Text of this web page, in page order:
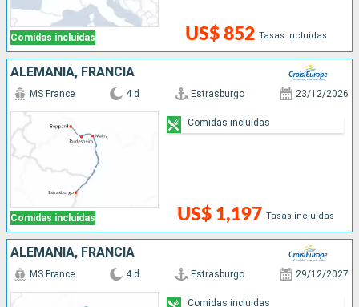
Comidas incluidas US$ 852 Tasas incluidas
ALEMANIA, FRANCIA
Comidas incluidas
MS France 4 d Estrasburgo 23/12/2026
US$ 1,197 Tasas incluidas
Comidas incluidas
ALEMANIA, FRANCIA
MS France 4 d Estrasburgo 29/12/2027
Comidas incluidas